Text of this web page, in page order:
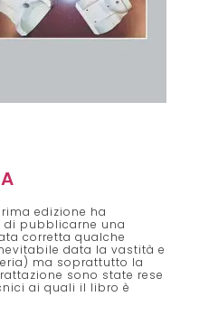
edizione ha
di pubblicarne una
corretta qualche
data la vastità e
ma soprattutto la
sono state rese
ai quali il libro è